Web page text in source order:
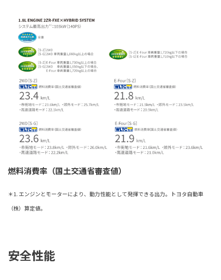
燃料消費率（国土交通省審査値）
＊1. エンジンとモーターにより、動力性能として発揮できる出力。トヨタ自動車
（株）算定値。
安全性能